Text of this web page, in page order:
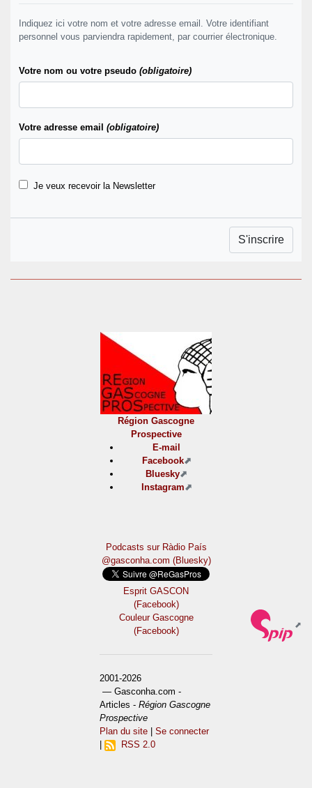
Indiquez ici votre nom et votre adresse email. Votre identifiant
personnel vous parviendra rapidement, par courrier électronique.
Votre nom ou votre pseudo (obligatoire)
Votre adresse email (obligatoire)
Je veux recevoir la Newsletter
Région Gascogne
Prospective
E-mail
Facebook
Bluesky
Instagram
Podcasts sur Ràdio País
@gasconha.com (Bluesky)
Esprit GASCON
(Facebook)
Couleur Gascogne
(Facebook)
2001-2026
— Gasconha.com -
Articles -Région Gascogne
Prospective
Plan du site |Se connecter
|
RSS 2.0